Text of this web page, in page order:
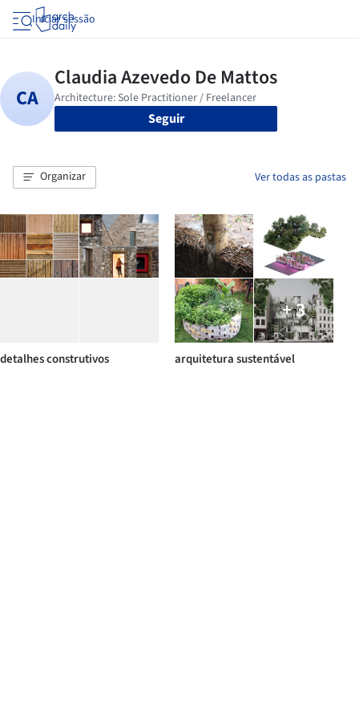
Iniciar sessão
Seguir
Organizar Ver todas as pastas
detalhes construtivos
+ 3
arquitetura sustentável